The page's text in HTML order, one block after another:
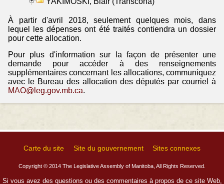
À partir d'avril 2018, seulement quelques mois, dans
lequel les dépenses ont été traités contiendra un dossier
pour cette allocation.
Pour plus d'information sur la façon de présenter une
demande pour accéder à des renseignements
supplémentaires concernant les allocations, communiquez
avec le Bureau des allocation des députés par courriel à
MAO@leg.gov.mb.ca.
Carte du site Site du gouvernement Sites connexes
Copyright © 2014 The Legislative Assembly of Manitoba, All Rights Reserved.
Si vous avez des questions ou des commentaires à propos de ce site Web,